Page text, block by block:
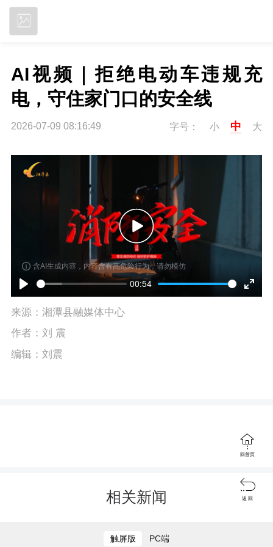
AI视频｜拒绝电动车违规充
电，守住家门口的安全线
2026-07-09 08:16:49 字号： 小 中 大
P
l
a
00:54
E
u
l
l
P
l
a
含AI生成内容，内容含有高危险行为，请勿模仿
来源：湘潭县融媒体中心
作者：刘 震
编辑：刘震
相关新闻
触屏版 PC端

回首页

返 回